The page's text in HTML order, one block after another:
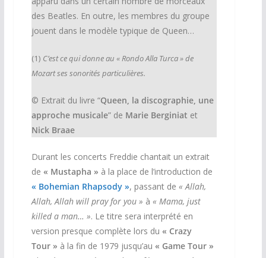
des Beatles. En outre, les membres du groupe
jouent dans le modèle typique de Queen…
(1) C’est ce qui donne au « Rondo Alla Turca » de
Mozart ses sonorités particulières.
© Extrait du livre “Queen, la discographie, une
approche musicale” de Marie Berginiat et
Nick Braae
Durant les concerts Freddie chantait un extrait
de « Mustapha » à la place de l’introduction de
« Bohemian Rhapsody », passant de « Allah,
Allah, Allah will pray for you » à « Mama, just
killed a man… ». Le titre sera interprété en
version presque complète lors du « Crazy
Tour » à la fin de 1979 jusqu’au « Game Tour »